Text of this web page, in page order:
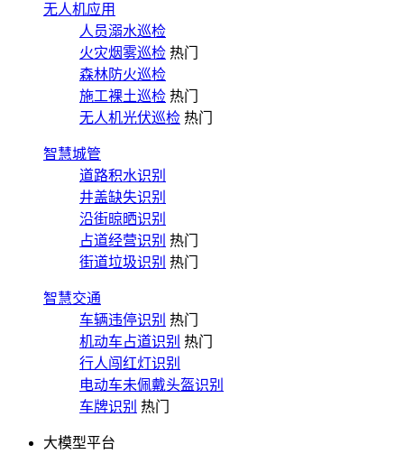
无人机应用
人员溺水巡检
火灾烟雾巡检 热门
森林防火巡检
施工裸土巡检 热门
无人机光伏巡检 热门
智慧城管
道路积水识别
井盖缺失识别
沿街晾晒识别
占道经营识别 热门
街道垃圾识别 热门
智慧交通
车辆违停识别 热门
机动车占道识别 热门
行人闯红灯识别
电动车未佩戴头盔识别
车牌识别 热门
大模型平台